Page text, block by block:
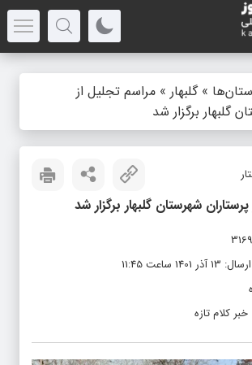
»گلبهار » مراسم تجلیل از
گلبهار برگزار شد
شهرستان گلبهار برگزار شد
ساعت 11:45
کلام تازه